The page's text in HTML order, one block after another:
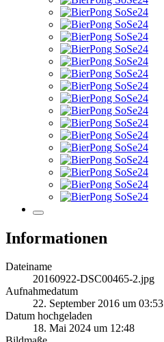
Informationen
Dateiname
20160922-DSC00465-2.jpg
Aufnahmedatum
22. September 2016 um 03:53
Datum hochgeladen
18. Mai 2024 um 12:48